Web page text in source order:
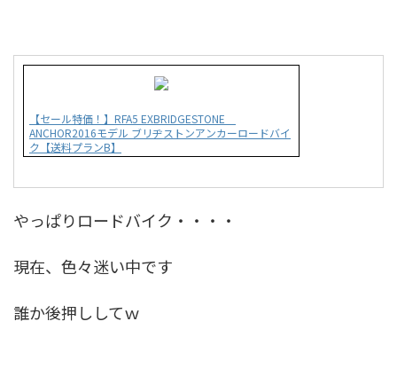
【セール特価！】RFA5 EXBRIDGESTONE
ANCHOR2016モデル ブリヂストンアンカーロードバイ
ク【送料プランB】
やっぱりロードバイク・・・・
現在、色々迷い中です
誰か後押ししてｗ